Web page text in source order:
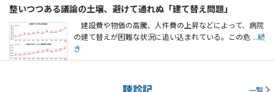
整いつつある議論の土壌、避けて通れぬ「建て替え問題」
建設費や物価の高騰、人件費の上昇などによって、病院
の建て替えが困難な状況に追い込まれている。この危 ...続
き
聴診記 一覧